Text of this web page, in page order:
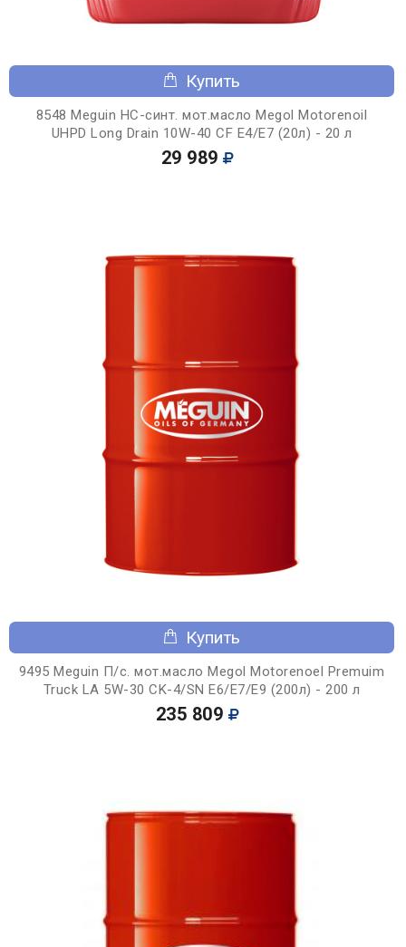
Купить
8548 Meguin НС-синт. мот.масло Megol Motorenoil
UHPD Long Drain 10W-40 CF E4/E7 (20л) - 20 л
29 989
Купить
9495 Meguin П/с. мот.масло Megol Motorenoel Premuim
Truck LA 5W-30 CK-4/SN E6/E7/E9 (200л) - 200 л
235 809